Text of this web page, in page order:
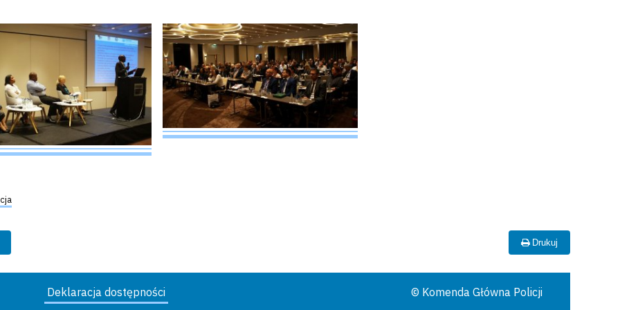
Drukuj
Deklaracja dostępności © Komenda Główna Policji